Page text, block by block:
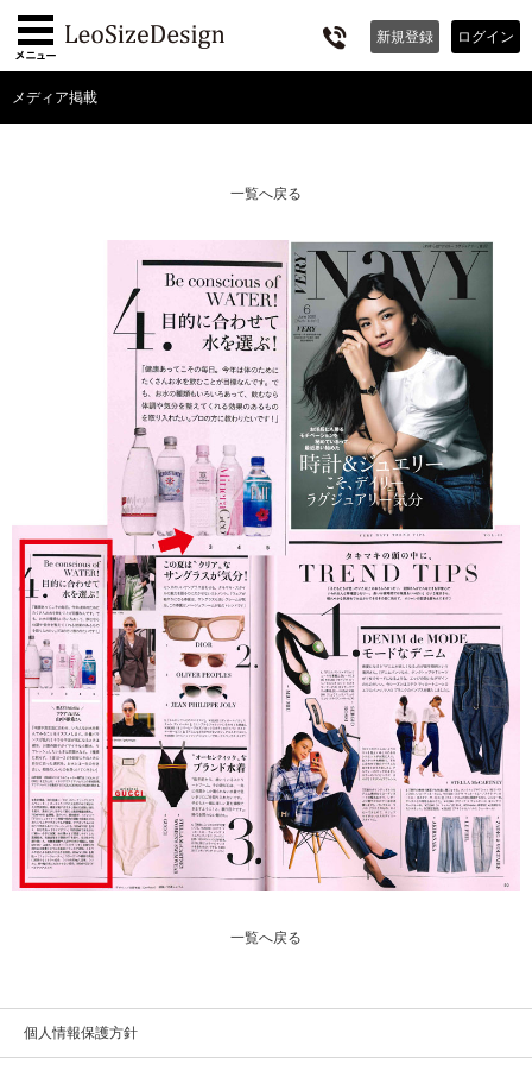
ログイン
新規登録
メディア掲載
一覧へ戻る
一覧へ戻る
個人情報保護方針